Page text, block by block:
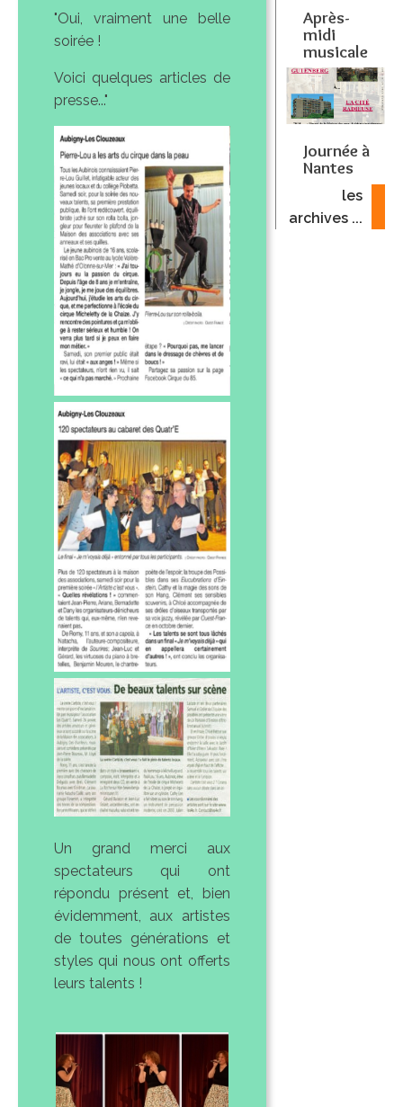
"Oui, vraiment une belle
soirée !
Voici quelques articles de
presse..."
Un grand merci aux
spectateurs qui ont
répondu présent et, bien
évidemment, aux artistes
de toutes générations et
styles qui nous ont offerts
leurs talents !
Après-
midi
musicale
Journée à
Nantes
les
archives ...